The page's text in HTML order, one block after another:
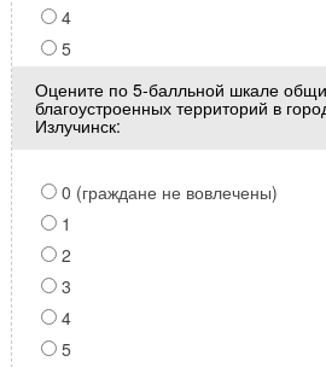
4
5
Оцените по 5-балльной шкале
благоустроенных территорий в
Излучинск:
0 (граждане не вовлечены)
1
2
3
4
5